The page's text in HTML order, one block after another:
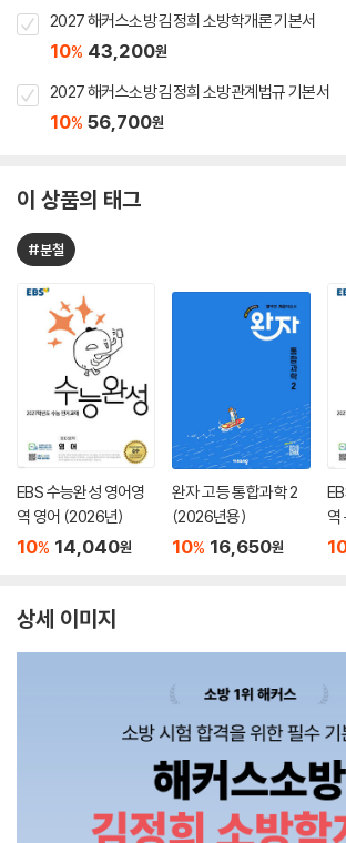
2027 해커스소방 김정희 소방학개론 기본서
10% 43,200원
2027 해커스소방 김정희 소방관계법규 기본서
10% 56,700원
이 상품의 태그
#분철
EBS 수능완성 영어영
역 영어 (2026년)
10% 14,040원
완자 고등 통합과학 2
(2026년용)
10% 16,650원
역
상세 이미지